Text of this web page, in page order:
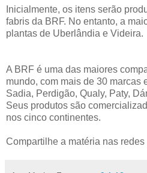
Inicialmente, os itens serão
fabris da BRF. No entanto, a
plantas de Uberlândia e Videira.
A BRF é uma das maiores
mundo, com mais de 30 marcas
Sadia, Perdigão, Qualy, Paty,
Seus produtos são
nos cinco continentes.
Compartilhe a matéria nas redes